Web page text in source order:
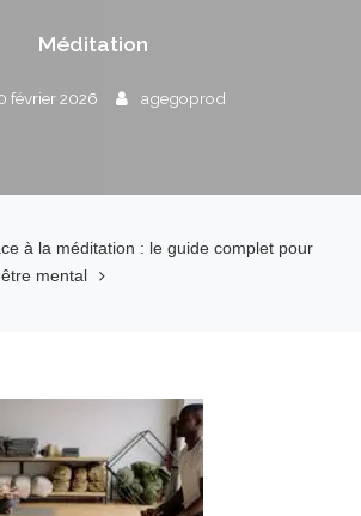
Méditation
février 2026 agegoprod
à la méditation : le guide complet pour
mental